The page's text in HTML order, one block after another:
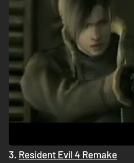
3. Resident Evil 4 Remake